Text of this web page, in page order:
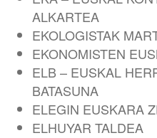
ALKARTEA
EKOLOGISTAK
EKONOMISTEN
ELB – EUSKAL
BATASUNA
ELEGIN EUSKARA
ELHUYAR TALDEA